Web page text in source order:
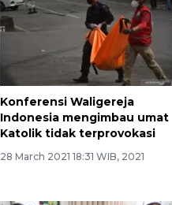
Konferensi Waligereja
Indonesia mengimbau umat
Katolik tidak terprovokasi
28 March 2021 18:31 WIB, 2021